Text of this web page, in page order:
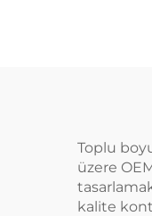
Toplu
üzere
kalite